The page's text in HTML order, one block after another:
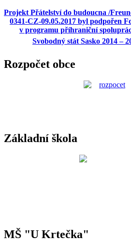
Projekt Přátelství do budoucna /
0341-CZ-09.05.2017 byl podpořen
v programu příhraniční
Svobodný stát Sasko 2014 –
Rozpočet obce
Základní škola
MŠ "U Krtečka"